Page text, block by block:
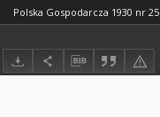
Polska Gospodarcza 1930 nr 25